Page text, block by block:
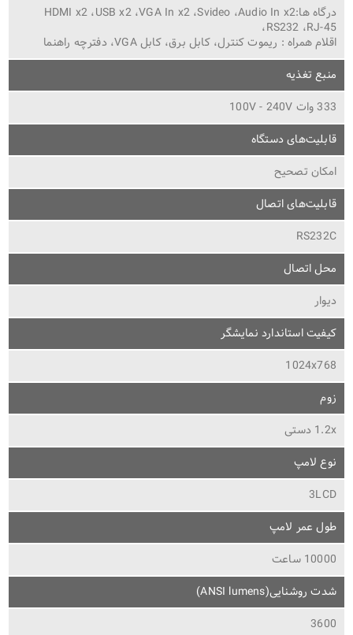
درگاه ها:HDMI x2 ،USB x2 ،VGA In x2 ،Svideo ،Audio In x2
،RS232 ،RJ-45
اقلام همراه : ریموت کنترل، کابل برق، کابل VGA، دفترچه راهنما
منبع تغذیه
333 وات 100V - 240V
قابلیت‌های دستگاه
امکان تصحیح
قابلیت‌های اتصال
RS232C
محل اتصال
دیوار
کیفیت استاندارد نمایشگر
1024x768
زوم
1.2x دستی
نوع لامپ
3LCD
طول عمر لامپ
10000 ساعت
شدت روشنایی(ANSI lumens)
3600